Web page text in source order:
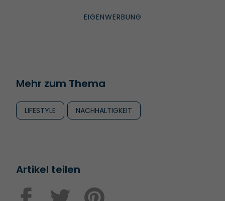
Mehr zum Thema
LIFESTYLE NACHHALTIGKEIT
Artikel teilen